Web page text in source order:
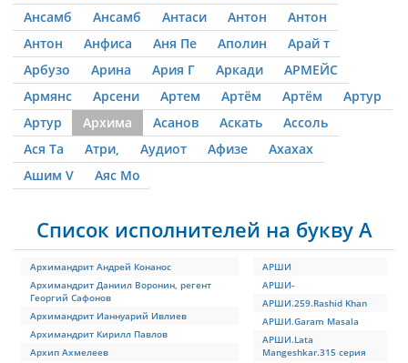
Ансамб
Ансамб Антаси Антон
Антон
Антон
Анфиса Аня Пе Аполин
Арай т
Арбузо
Арина Ария Г Аркади
АРМЕЙС
Армянс
Арсени Артем Артём Артём
Артур
Артур
Архима Асанов Аскать
Ассоль
Ася Та
Атри, Аудиот Афизе
Ахахах
Ашим V
Аяс Мо
Список исполнителей на букву А
Архимандрит Андрей Конанос
Архимандрит Даниил Воронин, регент
Георгий Сафонов
Архимандрит Ианнуарий Ивлиев
Архимандрит Кирилл Павлов
Архип Ахмелеев
АРШИ
АРШИ-
АРШИ.259.Rashid Khan
АРШИ.Garam Masala
АРШИ.Lata
Mangeshkar.315 серия